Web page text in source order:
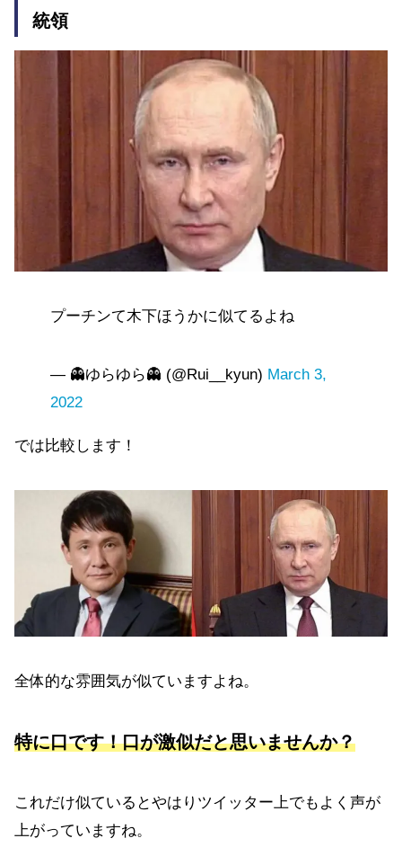
統領
プーチンて木下ほうかに似てるよね
— 👻ゆらゆら👻 (@Rui__kyun) March 3,
2022
では比較します！
全体的な雰囲気が似ていますよね。
特に口です！口が激似だと思いませんか？
これだけ似ているとやはりツイッター上でもよく声が
上がっていますね。